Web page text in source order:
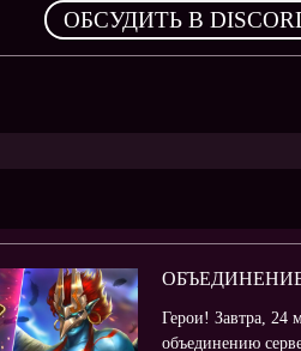
ОБСУДИТЬ В
Герои! Завтра, 24
объединению